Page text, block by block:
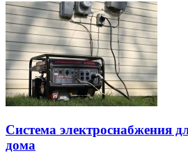
Система электроснабжения
дома